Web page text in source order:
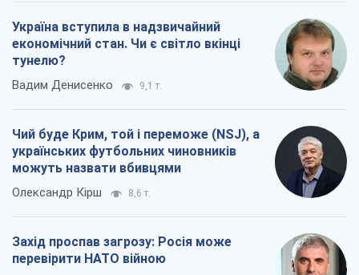
Україна вступила в надзвичайний
економічний стан. Чи є світло вкінці
тунелю?
Вадим Денисенко 9,1 т.
Чий буде Крим, той і переможе (NSJ), а
українських футбольних чиновників
можуть назвати вбивцями
Олександр Кірш 8,6 т.
Захід проспав загрозу: Росія може
перевірити НАТО війною